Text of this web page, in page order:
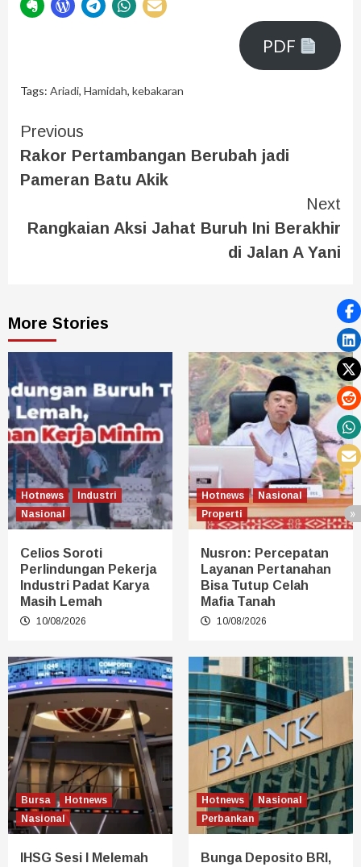
PDF
Tags: Ariadi, Hamidah, kebakaran
Previous
Rakor Pertambangan Berubah jadi
Pameran Batu Akik
Next
Rangkaian Aksi Jahat Buruh Ini Berakhir
di Jalan A Yani
More Stories
Hotnews
Industri
Nasional
Celios Soroti
Perlindungan Pekerja
Industri Padat Karya
Masih Lemah
10/08/2026
Hotnews
Nasional
Properti
Nusron: Percepatan
Layanan Pertanahan
Bisa Tutup Celah
Mafia Tanah
10/08/2026
Bursa
Hotnews
Nasional
IHSG Sesi I Melemah
Hotnews
Nasional
Perbankan
Bunga Deposito BRI,